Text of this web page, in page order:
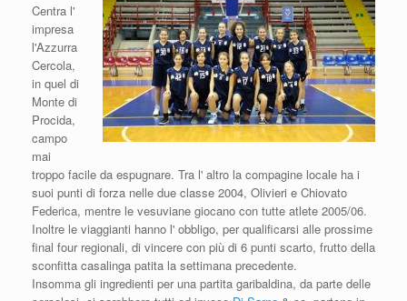
Centra l'
impresa
l'Azzurra
Cercola,
in quel di
Monte di
Procida,
campo
mai
troppo facile da espugnare. Tra l' altro la compagine locale ha i
suoi punti di forza nelle due classe 2004, Olivieri e Chiovato
Federica, mentre le vesuviane giocano con tutte atlete 2005/06.
Inoltre le viaggianti hanno l' obbligo, per qualificarsi alle prossime
final four regionali, di vincere con più di 6 punti scarto, frutto della
sconfitta casalinga patita la settimana precedente.
Insomma gli ingredienti per una partita garibaldina, da parte delle